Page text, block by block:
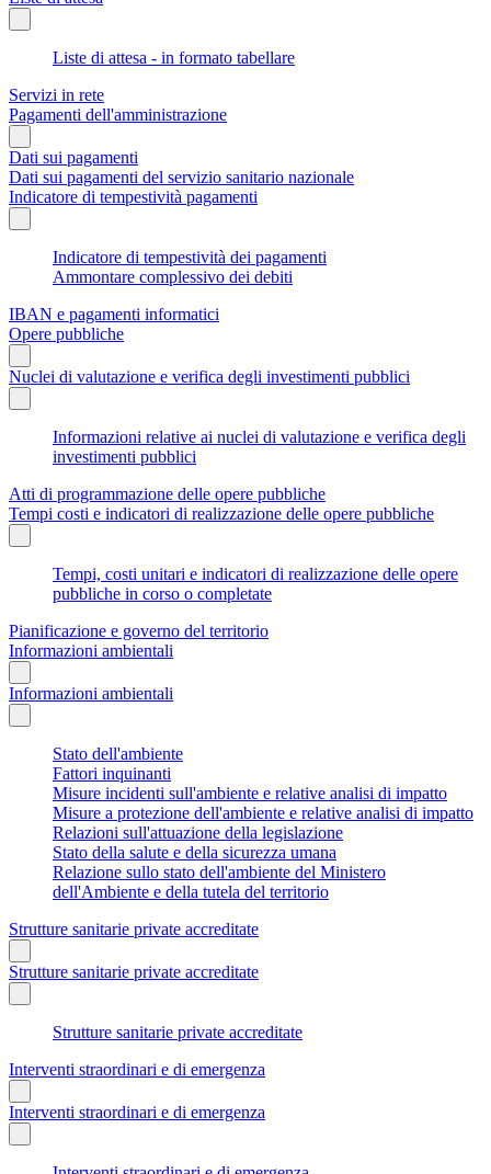
Liste di attesa - in formato tabellare
Servizi in rete
Pagamenti dell'amministrazione
Dati sui pagamenti
Dati sui pagamenti del servizio sanitario nazionale
Indicatore di tempestività pagamenti
Indicatore di tempestività dei pagamenti
Ammontare complessivo dei debiti
IBAN e pagamenti informatici
Opere pubbliche
Nuclei di valutazione e verifica degli investimenti pubblici
Informazioni relative ai nuclei di valutazione e verifica degli
investimenti pubblici
Atti di programmazione delle opere pubbliche
Tempi costi e indicatori di realizzazione delle opere pubbliche
Tempi, costi unitari e indicatori di realizzazione delle opere
pubbliche in corso o completate
Pianificazione e governo del territorio
Informazioni ambientali
Informazioni ambientali
Stato dell'ambiente
Fattori inquinanti
Misure incidenti sull'ambiente e relative analisi di impatto
Misure a protezione dell'ambiente e relative analisi di impatto
Relazioni sull'attuazione della legislazione
Stato della salute e della sicurezza umana
Relazione sullo stato dell'ambiente del Ministero
dell'Ambiente e della tutela del territorio
Strutture sanitarie private accreditate
Strutture sanitarie private accreditate
Strutture sanitarie private accreditate
Interventi straordinari e di emergenza
Interventi straordinari e di emergenza